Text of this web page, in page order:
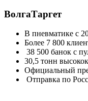
ВолгаТаргет
В пневматике с
Более 7 800
38 500 банок с
30,5 тонн
Официальный
Отправка по